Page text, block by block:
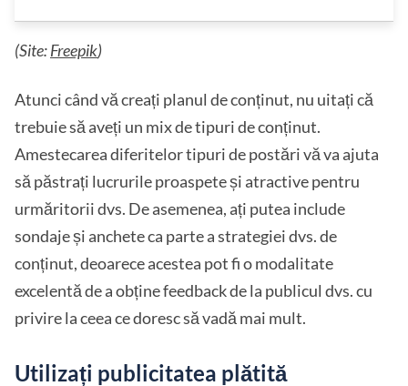
(Site:Freepik)
Atunci când vă creați planul de conținut, nu uitați că
trebuie să aveți un mix de tipuri de conținut.
Amestecarea diferitelor tipuri de postări vă va ajuta
să păstrați lucrurile proaspete și atractive pentru
urmăritorii dvs. De asemenea, ați putea include
sondaje și anchete ca parte a strategiei dvs. de
conținut, deoarece acestea pot fi o modalitate
excelentă de a obține feedback de la publicul dvs. cu
privire la ceea ce doresc să vadă mai mult.
Utilizați publicitatea plătită